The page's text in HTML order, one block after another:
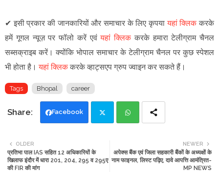
✔ इसी प्रकार की जानकारियों और समाचार के लिए कृपयायहां क्लिक करके
हमें गूगल न्यूज़ पर फॉलो करें एवंयहां क्लिक करके हमारा टेलीग्राम चैनल
सब्सक्राइब करें। क्योंकि भोपाल समाचार के टेलीग्राम चैनल पर कुछ स्पेशल
भी होता है।यहां क्लिककरके व्हाट्सएप ग्रुप ज्वाइन कर सकते हैं ।
Tags Bhopal career
Facebook
ats
NEWER
अपेक्स बैंक एवं जिला सहकारी बैंकों के अध्यक्षों के
नाम फाइनल, लिस्ट पढ़िए, दावे आपत्ति आमंत्रित-
MP NEWS
OLDER
प्रतिभा पाल IAS सहित 12 अधिकारियों के
खिलाफ इंदौर में धारा 201, 204, 295 व 295ए
की FIR की मांग